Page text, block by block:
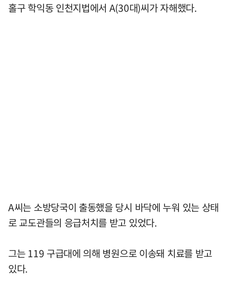
홀구 학익동 인천지법에서 A(30대)씨가 자해했다.
A씨는 소방당국이 출동했을 당시 바닥에 누워 있는 상태
로 교도관들의 응급처치를 받고 있었다.
그는 119 구급대에 의해 병원으로 이송돼 치료를 받고
있다.